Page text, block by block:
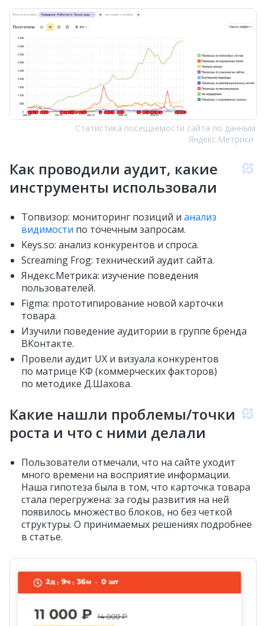
Статистика посещаемости сайта по данным
Яндекс.Метрики
Как проводили аудит, какие
инструменты использовали
Топвизор: мониторинг позиций и анализ
видимости по точечным запросам.
Keys.so: анализ конкурентов и спроса.
Screaming Frog: технический аудит сайта.
Яндекс.Метрика: изучение поведения
пользователей.
Figma: прототипирование новой карточки
товара.
Изучили поведение аудитории в группе бренда
ВКонтакте.
Провели аудит UX и визуала конкурентов
по матрице КФ (коммерческих факторов)
по методике Д.Шахова.
Какие нашли проблемы/точки
роста и что с ними делали
Пользователи отмечали, что на сайте уходит
много времени на восприятие информации.
Наша гипотеза была в том, что карточка товара
стала перегружена: за годы развития на ней
появилось множество блоков, но без четкой
структуры. О принимаемых решениях подробнее
в статье.